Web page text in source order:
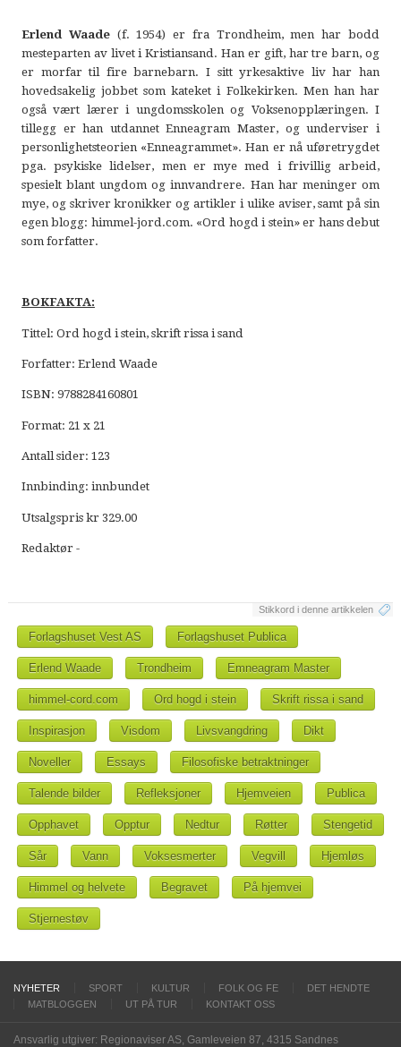
Erlend Waade(f. 1954) er fra Trondheim, men har bodd
mesteparten av livet i Kristiansand. Han er gift, har tre barn, og
er morfar til fire barnebarn. I sitt yrkesaktive liv har han
hovedsakelig jobbet som kateket i Folkekirken. Men han har
også vært lærer i ungdomsskolen og Voksenopplæringen. I
tillegg er han utdannet Enneagram Master, og underviser i
personlighetsteorien «Enneagrammet». Han er nå uføretrygdet
pga. psykiske lidelser, men er mye med i frivillig arbeid,
spesielt blant ungdom og innvandrere. Han har meninger om
mye, og skriver kronikker og artikler i ulike aviser, samt på sin
egen blogg: himmel-jord.com. «Ord hogd i stein» er hans debut
som forfatter.
BOKFAKTA:
Tittel: Ord hogd i stein, skrift rissa i sand
Forfatter: Erlend Waade
ISBN: 9788284160801
Format: 21 x 21
Antall sider: 123
Innbinding: innbundet
Utsalgspris kr 329.00
Redaktør -
Stikkord i denne artikkelen
Forlagshuset Vest AS Forlagshuset Publica
Erlend Waade Trondheim Emneagram Master
himmel-cord.com Ord hogd i stein Skrift rissa i sand
Inspirasjon Visdom Livsvangdring Dikt
Noveller Essays Filosofiske betraktninger
Talende bilder Refleksjoner Hjemveien Publica
Opphavet Opptur Nedtur Røtter Stengetid
Sår Vann Voksesmerter Vegvill Hjemløs
Himmel og helvete Begravet På hjemvei
Stjernestøv
NYHETER SPORT KULTUR FOLK OG FE
DET HENDTE
MATBLOGGEN
UT PÅ TUR KONTAKT OSS
Ansvarlig utgiver: Regionaviser AS, Gamleveien 87, 4315 Sandnes